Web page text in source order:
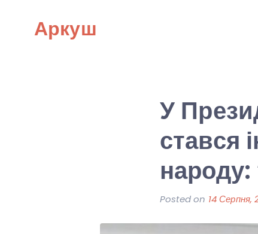
Аркуш
У
стався
народу:
Posted on 14 Серпня,